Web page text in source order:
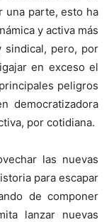
una parte, esto ha
y activa más
sindical, pero, por
en exceso el
peligros
democratizadora
por cotidiana.
las nuevas
para escapar
de componer
lanzar nuevas